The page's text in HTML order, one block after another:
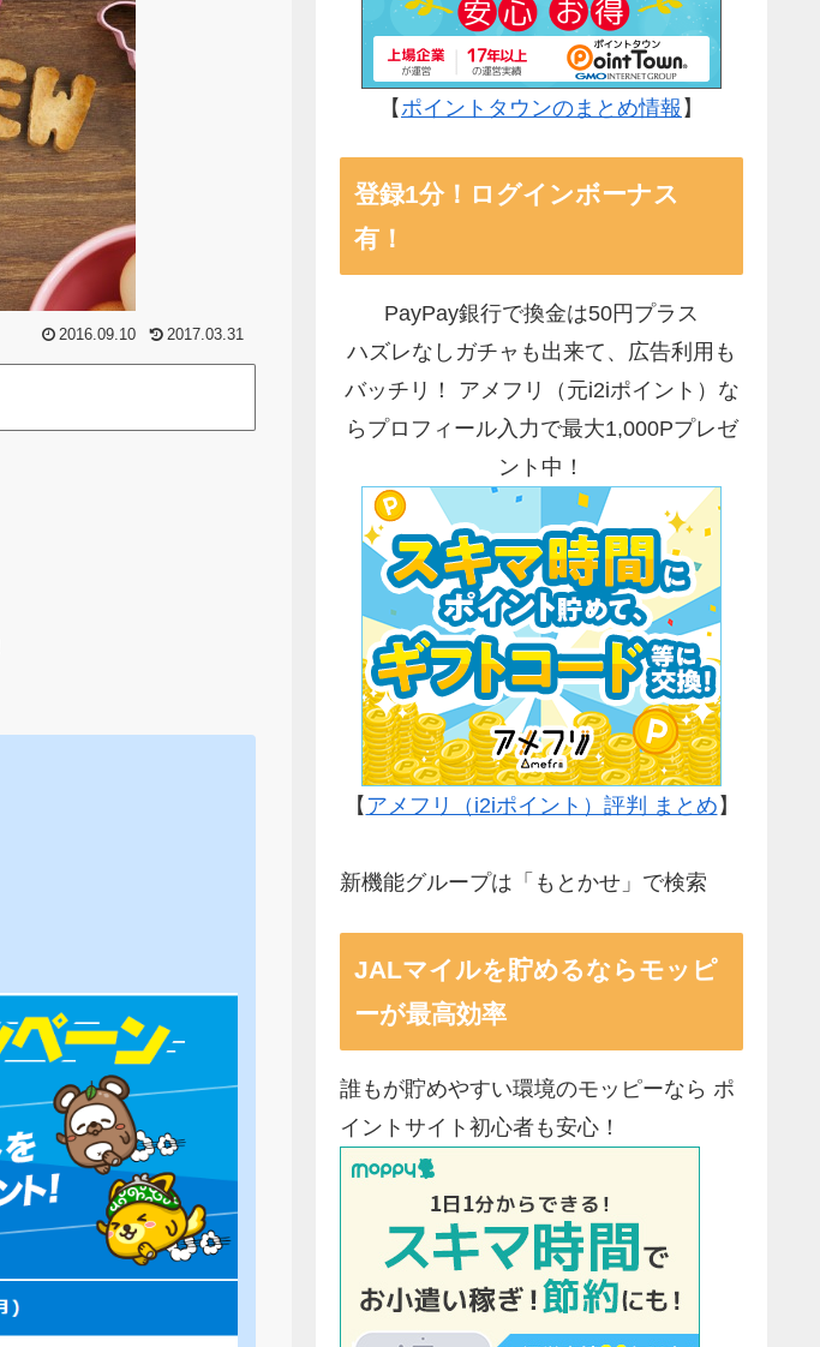
2016.09.10 2017.03.31
【ポイントタウンのまとめ情報 】
登録1分！ログインボーナス
有！
PayPay銀行で換金は50円プラス
ハズレなしガチャも出来て、広告利用も
バッチリ！ アメフリ（元i2iポイント）な
らプロフィール入力で最大1,000Pプレゼ
ント中！
【 アメフリ（i2iポイント）評判 まとめ 】
新機能グループは「もとかせ」で検索
JALマイルを貯めるならモッピ
ーが最高効率
誰もが貯めやすい環境のモッピーなら ポ
イントサイト初心者も安心！